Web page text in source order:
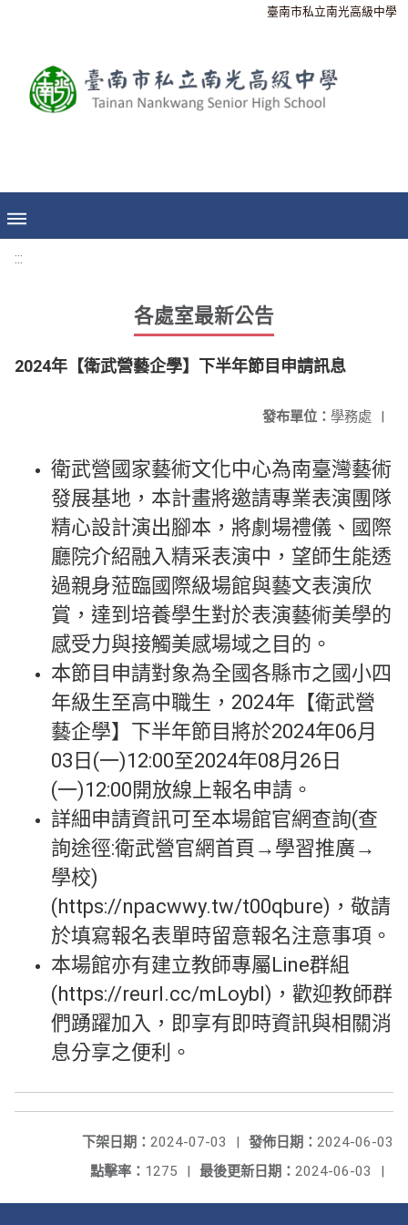
臺南市私立南光高級中學
:::
各處室最新公告
2024年【衛武營藝企學】下半年節目申請訊息
發布單位： 學務處 |
衛武營國家藝術文化中心為南臺灣藝術
發展基地，本計畫將邀請專業表演團隊
精心設計演出腳本，將劇場禮儀、國際
廳院介紹融入精采表演中，望師生能透
過親身蒞臨國際級場館與藝文表演欣
賞，達到培養學生對於表演藝術美學的
感受力與接觸美感場域之目的。
本節目申請對象為全國各縣市之國小四
年級生至高中職生，2024年【衛武營
藝企學】下半年節目將於2024年06月
03日(一)12:00至2024年08月26日
(一)12:00開放線上報名申請。
詳細申請資訊可至本場館官網查詢(查
詢途徑:衛武營官網首頁→學習推廣→
學校)
(https://npacwwy.tw/t00qbure)，敬請
於填寫報名表單時留意報名注意事項。
本場館亦有建立教師專屬Line群組
(https://reurl.cc/mLoybl)，歡迎教師群
們踴躍加入，即享有即時資訊與相關消
息分享之便利。
發佈日期： 2024-06-03
下架日期： 2024-07-03
|
最後更新日期： 2024-06-03 |
點擊率： 1275 |